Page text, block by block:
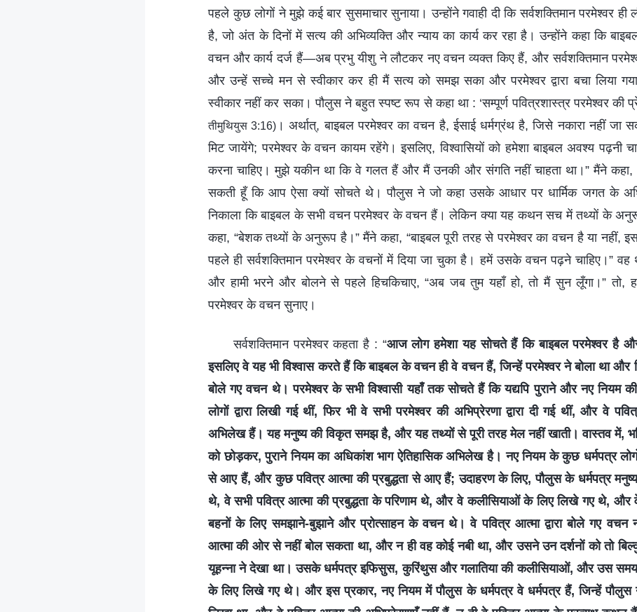
पहले कुछ लोगों ने मुझे कई बार सुसमाचार सुनाया। उन्होंने गवाही दी कि सर्वशक्तिमान परमेश्वर
है, जो अंत के दिनों में सत्य की अभिव्यक्ति और न्याय का कार्य कर रहा है। उन्होंने कहा कि
वचन और कार्य दर्ज हैं—अब प्रभु यीशु ने लौटकर नए वचन व्यक्त किए हैं, और सर्वशक्तिमान
और उन्हें सच्चे मन से स्वीकार कर ही मैं सत्य को समझ सका और परमेश्वर द्वारा बचा लिया
स्वीकार नहीं कर सका। पौलुस ने बहुत स्पष्ट रूप से कहा था : ‘सम्पूर्ण पवित्रशास्त्र परमेश्वर की
तीमुथियुस 3:16) । अर्थात्, बाइबल परमेश्वर का वचन है, ईसाई धर्मग्रंथ है, जिसे नकारा नहीं जा
मिट जायेंगे; परमेश्वर के वचन कायम रहेंगे। इसलिए, विश्वासियों को हमेशा बाइबल अवश्य पढ़नी
करना चाहिए। मुझे यकीन था कि वे गलत हैं और मैं उनकी और संगति नहीं चाहता था।” मैंने कहा,
सकती हूँ कि आप ऐसा क्यों सोचते थे। पौलुस ने जो कहा उसके आधार पर धार्मिक जगत के
निकाला कि बाइबल के सभी वचन परमेश्वर के वचन हैं। लेकिन क्या यह कथन सच में तथ्यों के
कहा, “बेशक तथ्यों के अनुरूप है।” मैंने कहा, “बाइबल पूरी तरह से परमेश्वर का वचन है या नहीं,
पहले ही सर्वशक्तिमान परमेश्वर के वचनों में दिया जा चुका है। हमें उसके वचन पढ़ने चाहिए।” वह
और हामी भरने और बोलने से पहले हिचकिचाए, “अब जब तुम यहाँ हो, तो मैं सुन लूँगा।” तो,
परमेश्वर के वचन सुनाए।
सर्वशक्तिमान परमेश्वर कहता है : “आज लोग हमेशा यह सोचते हैं कि बाइबल परमेश्वर है
इसलिए वे यह भी विश्वास करते हैं कि बाइबल के वचन ही वे वचन हैं, जिन्हें परमेश्वर ने बोला था और
बोले गए वचन थे। परमेश्वर के सभी विश्वासी यहाँ तक सोचते हैं कि यद्यपि पुराने और नए नियम
लोगों द्वारा लिखी गई थीं, फिर भी वे सभी परमेश्वर की अभिप्रेरणा द्वारा दी गई थीं, और वे
अभिलेख हैं। यह मनुष्य की विकृत समझ है, और यह तथ्यों से पूरी तरह मेल नहीं खाती। वास्तव में,
को छोड़कर, पुराने नियम का अधिकांश भाग ऐतिहासिक अभिलेख है। नए नियम के कुछ धर्मपत्र
से आए हैं, और कुछ पवित्र आत्मा की प्रबुद्धता से आए हैं; उदाहरण के लिए, पौलुस के धर्मपत्र
थे, वे सभी पवित्र आत्मा की प्रबुद्धता के परिणाम थे, और वे कलीसियाओं के लिए लिखे गए थे, और
बहनों के लिए समझाने-बुझाने और प्रोत्साहन के वचन थे। वे पवित्र आत्मा द्वारा बोले गए वचन
आत्मा की ओर से नहीं बोल सकता था, और न ही वह कोई नबी था, और उसने उन दर्शनों को तो
यूहन्ना ने देखा था। उसके धर्मपत्र इफिसुस, कुरिंथुस और गलातिया की कलीसियाओं, और उस
के लिए लिखे गए थे। और इस प्रकार, नए नियम में पौलुस के धर्मपत्र वे धर्मपत्र हैं, जिन्हें